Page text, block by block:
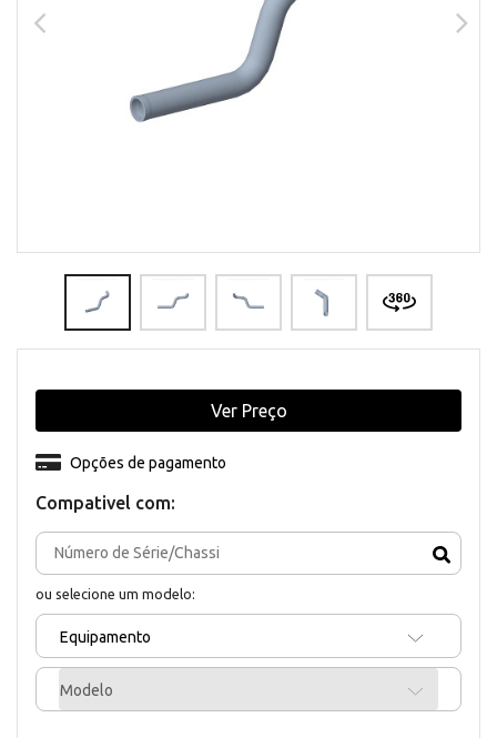
Compativel com:
ou selecione um modelo:
Equipamento
Modelo
Opções de pagamento
Ver Preço